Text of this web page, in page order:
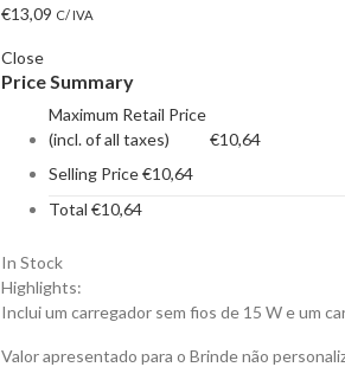
€13,09 C/ IVA
Close
Price Summary
Maximum Retail Price
(incl. of all taxes)
€10,64
Selling Price€10,64
Total €10,64
In Stock
Highlights:
Inclui um carregador sem fios de 15 W e um
Valor apresentado para o Brinde não